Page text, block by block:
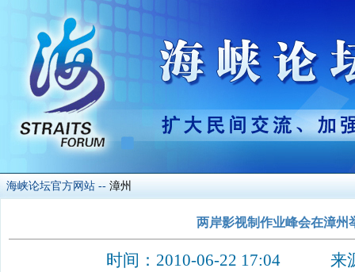
海峡论坛官方网站 -- 漳州
两岸影视制作业峰会在漳州
时间：2010-06-22 17:04 来